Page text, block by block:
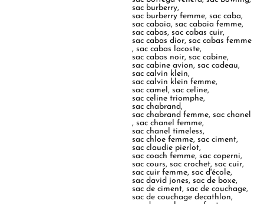
sac burberry,
sac burberry femme,sac caba,
sac cabaia,sac cabaia femme,
sac cabas,sac cabas cuir,
sac cabas dior,sac cabas femme
,sac cabas lacoste,
sac cabas noir,sac cabine,
sac cabine avion,sac cadeau,
sac calvin klein,
sac calvin klein femme,
sac camel,sac celine,
sac celine triomphe,
sac chabrand,
sac chabrand femme,sac chanel
,sac chanel femme,
sac chanel timeless,
sac chloe femme,sac ciment,
sac claudie pierlot,
sac coach femme,sac coperni,
sac cours,sac crochet,sac cuir,
sac cuir femme,sac d'école,
sac david jones,sac de boxe,
sac de ciment,sac de couchage,
sac de couchage decathlon,